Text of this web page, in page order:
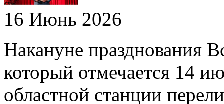
16 Июнь 2026
Накануне празднования
который отмечается 14
областной станции